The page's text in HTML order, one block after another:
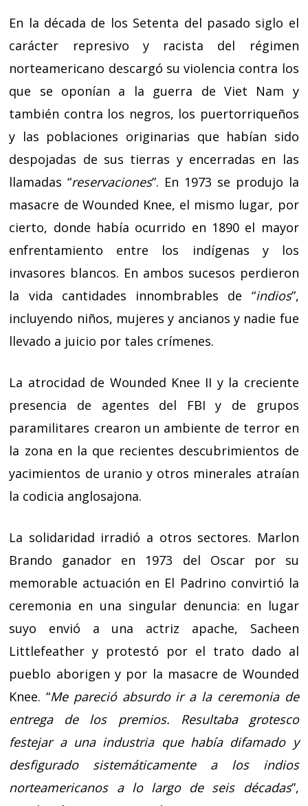
En la década de los Setenta del pasado siglo el
carácter represivo y racista del régimen
norteamericano descargó su violencia contra los
que se oponían a la guerra de Viet Nam y
también contra los negros, los puertorriqueños
y las poblaciones originarias que habían sido
despojadas de sus tierras y encerradas en las
llamadas “reservaciones”. En 1973 se produjo la
masacre de Wounded Knee, el mismo lugar, por
cierto, donde había ocurrido en 1890 el mayor
enfrentamiento entre los indígenas y los
invasores blancos. En ambos sucesos perdieron
la vida cantidades innombrables de “indios”,
incluyendo niños, mujeres y ancianos y nadie fue
llevado a juicio por tales crímenes.
La atrocidad de Wounded Knee II y la creciente
presencia de agentes del FBI y de grupos
paramilitares crearon un ambiente de terror en
la zona en la que recientes descubrimientos de
yacimientos de uranio y otros minerales atraían
la codicia anglosajona.
La solidaridad irradió a otros sectores. Marlon
Brando ganador en 1973 del Oscar por su
memorable actuación en El Padrino convirtió la
ceremonia en una singular denuncia: en lugar
suyo envió a una actriz apache, Sacheen
Littlefeather y protestó por el trato dado al
pueblo aborigen y por la masacre de Wounded
Knee. “Me pareció absurdo ir a la ceremonia de
entrega de los premios. Resultaba grotesco
festejar a una industria que había difamado y
desfigurado sistemáticamente a los indios
norteamericanos a lo largo de seis décadas”,